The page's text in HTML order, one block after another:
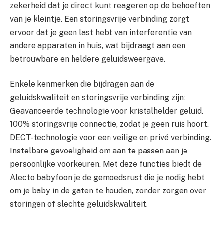
zekerheid dat je direct kunt reageren op de behoeften
van je kleintje. Een storingsvrije verbinding zorgt
ervoor dat je geen last hebt van interferentie van
andere apparaten in huis, wat bijdraagt aan een
betrouwbare en heldere geluidsweergave.
Enkele kenmerken die bijdragen aan de
geluidskwaliteit en storingsvrije verbinding zijn:
Geavanceerde technologie voor kristalhelder geluid.
100% storingsvrije connectie, zodat je geen ruis hoort.
DECT-technologie voor een veilige en privé verbinding.
Instelbare gevoeligheid om aan te passen aan je
persoonlijke voorkeuren. Met deze functies biedt de
Alecto babyfoon je de gemoedsrust die je nodig hebt
om je baby in de gaten te houden, zonder zorgen over
storingen of slechte geluidskwaliteit.